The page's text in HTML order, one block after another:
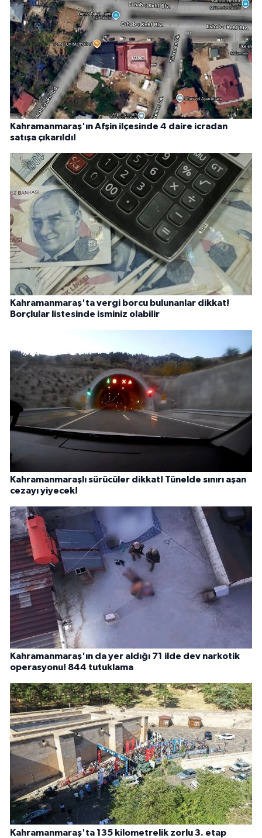
Kahramanmaraş'ın Afşin ilçesinde 4 daire icradan
satışa çıkarıldı!
Kahramanmaraş'ta vergi borcu bulunanlar dikkat!
Borçlular listesinde isminiz olabilir
Kahramanmaraşlı sürücüler dikkat! Tünelde sınırı aşan
cezayı yiyecek!
Kahramanmaraş'ın da yer aldığı 71 ilde dev narkotik
operasyonu! 844 tutuklama
Kahramanmaraş'ta 135 kilometrelik zorlu 3. etap